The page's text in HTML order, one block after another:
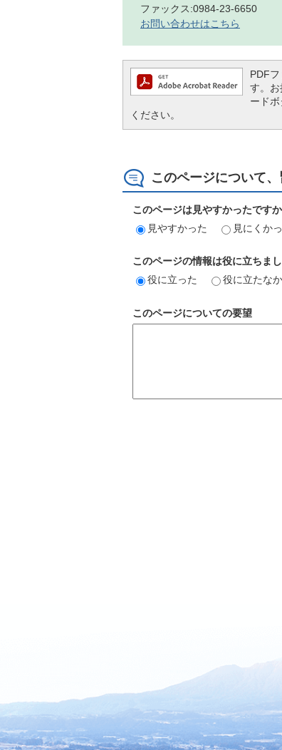
ファックス:0984-23-6650
お問い合わせはこちら
PDF
す。
ード
ください。
このページについて
このページは見やすかったです
見やすかった
見にくか
このページの情報は役に立ちま
役に立った
役に立たな
このページについての要望